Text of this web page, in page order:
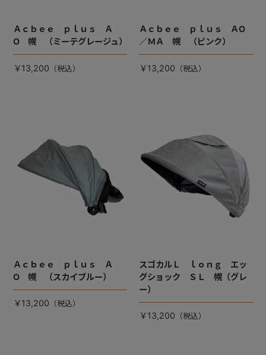
Ａｃｂｅｅ ｐｌｕｓ Ａ
O 幌 （ミーテグレージュ）
￥13,200
Ａｃｂｅｅ ｐｌｕｓ ＡO
／ＭＡ 幌 （ピンク）
￥13,200
Ａｃｂｅｅ ｐｌｕｓ Ａ
O 幌 （スカイブルー）
￥13,200
スゴカルＬ ｌｏｎｇ エッ
グショック ＳＬ 幌（グレ
ー）
￥13,200